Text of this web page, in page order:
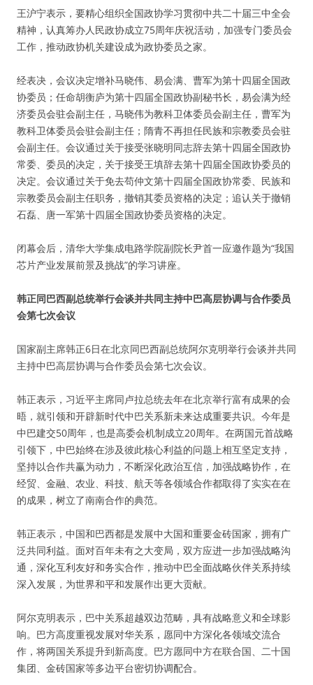
王沪宁表示，要精心组织全国政协学习贯彻中共二十届三中全会
精神，认真筹办人民政协成立75周年庆祝活动，加强专门委员会
工作，推动政协机关建设成为政协委员之家。
经表决，会议决定增补马晓伟、易会满、曹军为第十四届全国政
协委员；任命胡衡庐为第十四届全国政协副秘书长，易会满为经
济委员会驻会副主任，马晓伟为教科卫体委员会副主任，曹军为
教科卫体委员会驻会副主任；隋青不再担任民族和宗教委员会驻
会副主任。会议通过关于接受张晓明同志辞去第十四届全国政协
常委、委员的决定，关于接受王填辞去第十四届全国政协委员的
决定。会议通过关于免去苟仲文第十四届全国政协常委、民族和
宗教委员会副主任职务，撤销其委员资格的决定；追认关于撤销
石磊、唐一军第十四届全国政协委员资格的决定。
闭幕会后，清华大学集成电路学院副院长尹首一应邀作题为“我国
芯片产业发展前景及挑战”的学习讲座。
韩正同巴西副总统举行会谈并共同主持中巴高层协调与合作委员
会第七次会议
国家副主席韩正6日在北京同巴西副总统阿尔克明举行会谈并共同
主持中巴高层协调与合作委员会第七次会议。
韩正表示，习近平主席同卢拉总统去年在北京举行富有成果的会
晤，就引领和开辟新时代中巴关系新未来达成重要共识。今年是
中巴建交50周年，也是高委会机制成立20周年。在两国元首战略
引领下，中巴始终在涉及彼此核心利益的问题上相互坚定支持，
坚持以合作共赢为动力，不断深化政治互信，加强战略协作，在
经贸、金融、农业、科技、航天等各领域合作都取得了实实在在
的成果，树立了南南合作的典范。
韩正表示，中国和巴西都是发展中大国和重要金砖国家，拥有广
泛共同利益。面对百年未有之大变局，双方应进一步加强战略沟
通，深化互利友好和务实合作，推动中巴全面战略伙伴关系持续
深入发展，为世界和平和发展作出更大贡献。
阿尔克明表示，巴中关系超越双边范畴，具有战略意义和全球影
响。巴方高度重视发展对华关系，愿同中方深化各领域交流合
作，将两国关系提升到新高度。巴方愿同中方在联合国、二十国
集团、金砖国家等多边平台密切协调配合。